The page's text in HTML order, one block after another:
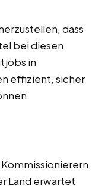
dass
bei diesen
in
effizient, sicher
Land erwartet